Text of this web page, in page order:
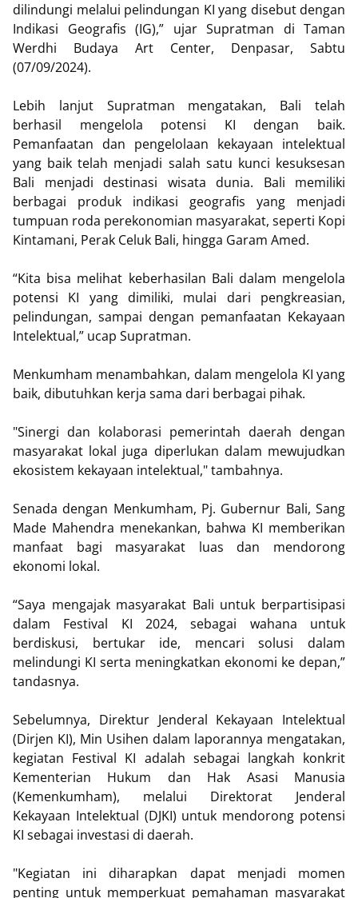
dilindungi melalui pelindungan KI yang disebut dengan
Indikasi Geografis (IG),” ujar Supratman di Taman
Werdhi Budaya Art Center, Denpasar, Sabtu
(07/09/2024).
Lebih lanjut Supratman mengatakan, Bali telah
berhasil mengelola potensi KI dengan baik.
Pemanfaatan dan pengelolaan kekayaan intelektual
yang baik telah menjadi salah satu kunci kesuksesan
Bali menjadi destinasi wisata dunia. Bali memiliki
berbagai produk indikasi geografis yang menjadi
tumpuan roda perekonomian masyarakat, seperti Kopi
Kintamani, Perak Celuk Bali, hingga Garam Amed.
“Kita bisa melihat keberhasilan Bali dalam mengelola
potensi KI yang dimiliki, mulai dari pengkreasian,
pelindungan, sampai dengan pemanfaatan Kekayaan
Intelektual,” ucap Supratman.
Menkumham menambahkan, dalam mengelola KI yang
baik, dibutuhkan kerja sama dari berbagai pihak.
"Sinergi dan kolaborasi pemerintah daerah dengan
masyarakat lokal juga diperlukan dalam mewujudkan
ekosistem kekayaan intelektual," tambahnya.
Senada dengan Menkumham, Pj. Gubernur Bali, Sang
Made Mahendra menekankan, bahwa KI memberikan
manfaat bagi masyarakat luas dan mendorong
ekonomi lokal.
“Saya mengajak masyarakat Bali untuk berpartisipasi
dalam Festival KI 2024, sebagai wahana untuk
berdiskusi, bertukar ide, mencari solusi dalam
melindungi KI serta meningkatkan ekonomi ke depan,”
tandasnya.
Sebelumnya, Direktur Jenderal Kekayaan Intelektual
(Dirjen KI), Min Usihen dalam laporannya mengatakan,
kegiatan Festival KI adalah sebagai langkah konkrit
Kementerian Hukum dan Hak Asasi Manusia
(Kemenkumham), melalui Direktorat Jenderal
Kekayaan Intelektual (DJKI) untuk mendorong potensi
KI sebagai investasi di daerah.
"Kegiatan ini diharapkan dapat menjadi momen
penting untuk memperkuat pemahaman masyarakat